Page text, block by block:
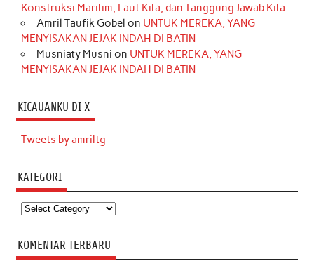
Konstruksi Maritim, Laut Kita, dan Tanggung Jawab Kita
Amril Taufik Gobel on UNTUK MEREKA, YANG
MENYISAKAN JEJAK INDAH DI BATIN
Musniaty Musni on UNTUK MEREKA, YANG
MENYISAKAN JEJAK INDAH DI BATIN
KICAUANKU DI X
Tweets by amriltg
KATEGORI
Kategori
KOMENTAR TERBARU